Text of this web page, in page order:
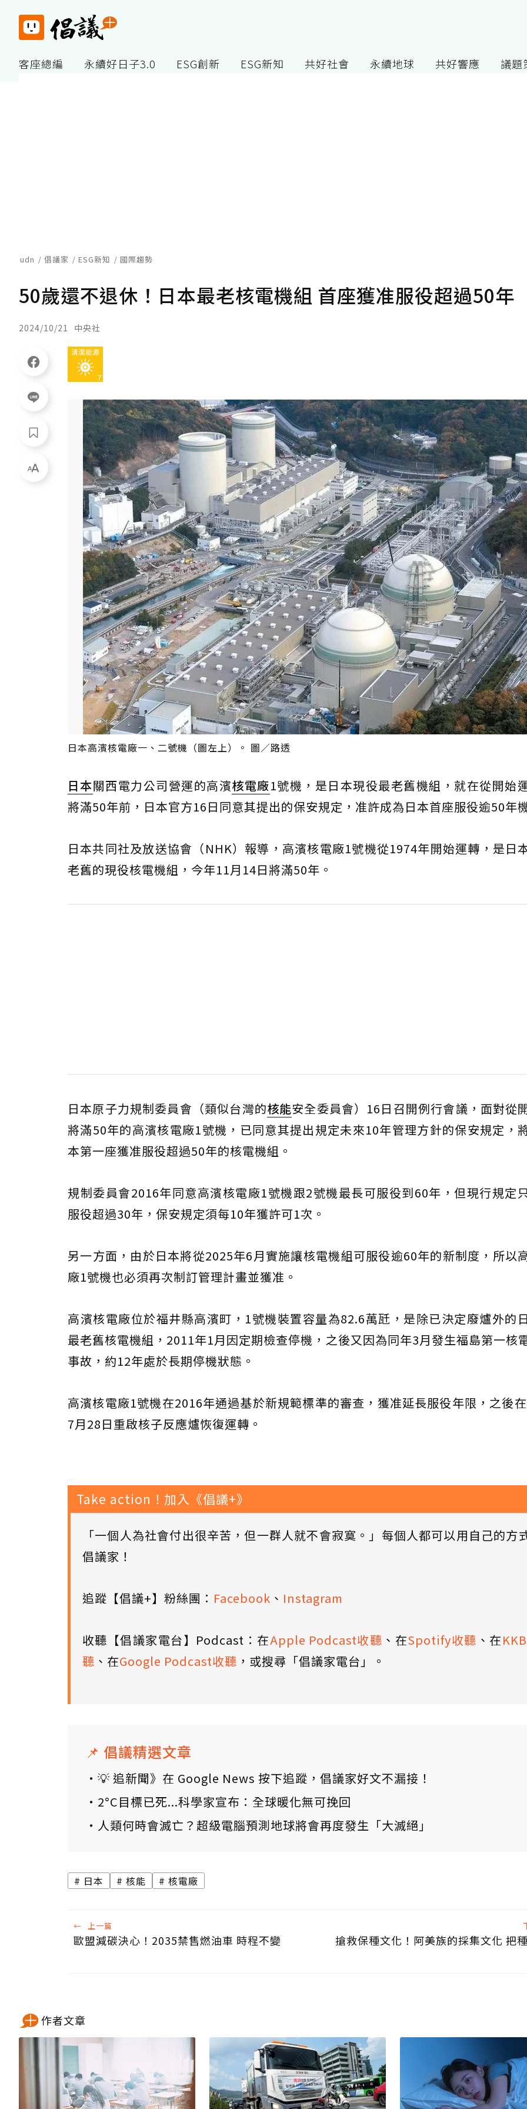
客座總編 永續好日子3.0 ESG創新 ESG新知 共好社會 永續地球 共好響應 議題
udn 倡議家 ESG新知 國際趨勢
50歲還不退休！日本最老核電機組 首座獲准服役超過50年
2024/10/21 中央社
日本高濱核電廠一、二號機（圖左上）。 圖／路透
日本關西電力公司營運的高濱核電廠1號機，是日本現役最老舊機組，就在從開始
將滿50年前，日本官方16日同意其提出的保安規定，准許成為日本首座服役逾50年
日本共同社及放送協會（NHK）報導，高濱核電廠1號機從1974年開始運轉，是日
老舊的現役核電機組，今年11月14日將滿50年。
日本原子力規制委員會（類似台灣的核能安全委員會）16日召開例行會議，面對從
將滿50年的高濱核電廠1號機，已同意其提出規定未來10年管理方針的保安規定，
本第一座獲准服役超過50年的核電機組。
規制委員會2016年同意高濱核電廠1號機跟2號機最長可服役到60年，但現行規定
服役超過30年，保安規定須每10年獲許可1次。
另一方面，由於日本將從2025年6月實施讓核電機組可服役逾60年的新制度，所以
廠1號機也必須再次制訂管理計畫並獲准。
高濱核電廠位於福井縣高濱町，1號機裝置容量為82.6萬瓩，是除已決定廢爐外的
最老舊核電機組，2011年1月因定期檢查停機，之後又因為同年3月發生福島第一核
事故，約12年處於長期停機狀態。
高濱核電廠1號機在2016年通過基於新規範標準的審查，獲准延長服役年限，之後
7月28日重啟核子反應爐恢復運轉。
Take action！加入《倡議+》
「一個人為社會付出很辛苦，但一群人就不會寂寞。」每個人都可以用自己的方
倡議家！
追蹤【倡議+】粉絲團： Facebook 、 Instagram
收聽【倡議家電台】Podcast：在Apple Podcast收聽 、在Spotify收聽 、在
聽 、在Google Podcast收聽 ，或搜尋「倡議家電台」。
📌 倡議精選文章
💡 追新聞》在 Google News 按下追蹤，倡議家好文不漏接！
2°C目標已死...科學家宣布：全球暖化無可挽回
人類何時會滅亡？超級電腦預測地球將會再度發生「大滅絕」
日本 核能 核電廠
← 上一篇
歐盟減碳決心！2035禁售燃油車 時程不變 搶救保種文化！阿美族的採集文化 把
作者文章